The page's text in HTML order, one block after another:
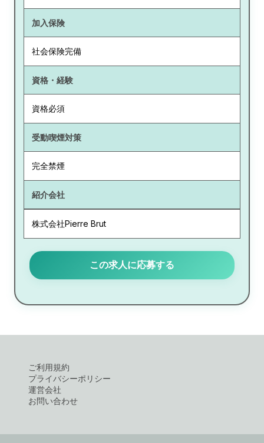
加入保険
社会保険完備
資格・経験
資格必須
受動喫煙対策
完全禁煙
紹介会社
株式会社Pierre Brut
この求人に応募する
ご利用規約
プライバシーポリシー
運営会社
お問い合わせ